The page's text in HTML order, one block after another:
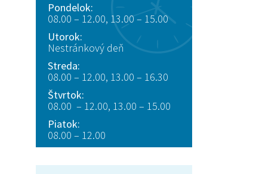
Pondelok:
08.00 – 12.00, 13.00 – 15.00
Utorok:
Nestránkový deň
Streda:
08.00 – 12.00, 13.00 – 16.30
Štvrtok:
08.00 – 12.00, 13.00 – 15.00
Piatok:
08.00 – 12.00